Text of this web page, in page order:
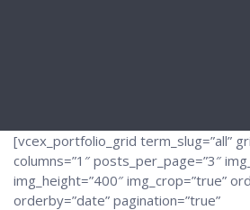
[vcex_portfolio_grid term_slug=”all”
columns=”1″ posts_per_page=”3″
img_height=”400″ img_crop=”true”
orderby=”date” pagination=”true”